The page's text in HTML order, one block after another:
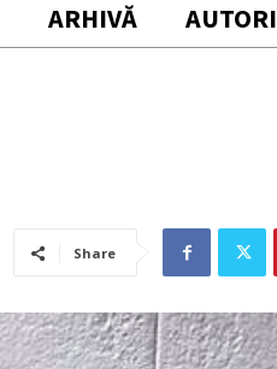
ARHIVĂ AUTORI
Share